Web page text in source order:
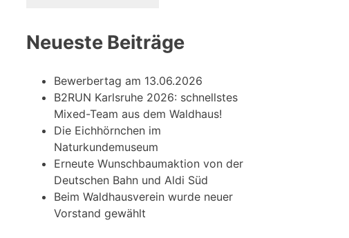
Neueste Beiträge
Bewerbertag am 13.06.2026
B2RUN Karlsruhe 2026: schnellstes
Mixed-Team aus dem Waldhaus!
Die Eichhörnchen im
Naturkundemuseum
Erneute Wunschbaumaktion von der
Deutschen Bahn und Aldi Süd
Beim Waldhausverein wurde neuer
Vorstand gewählt